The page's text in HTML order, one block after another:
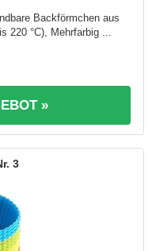
Backförmchen aus
°C), Mehrfarbig ...
»
3